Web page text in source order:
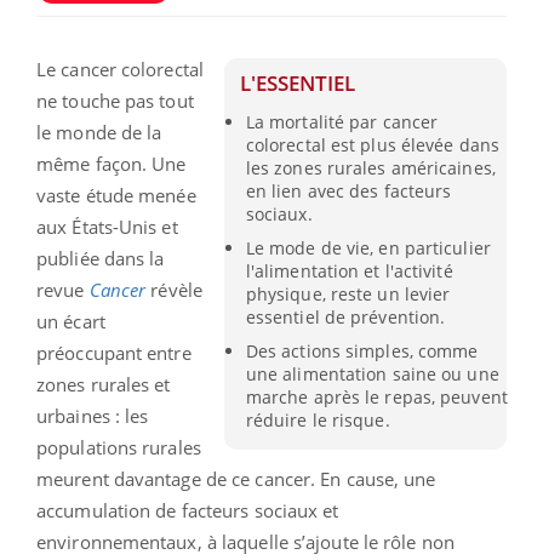
L'ESSENTIEL
La mortalité par cancer
colorectal est plus élevée dans
les zones rurales américaines,
en lien avec des facteurs
sociaux.
Le mode de vie, en particulier
l'alimentation et l'activité
physique, reste un levier
essentiel de prévention.
Des actions simples, comme
une alimentation saine ou une
marche après le repas, peuvent
réduire le risque.
Le cancer colorectal
ne touche pas tout
le monde de la
même façon. Une
vaste étude menée
aux États-Unis et
publiée dans la
revue Cancerrévèle
un écart
préoccupant entre
zones rurales et
urbaines : les
populations rurales
meurent davantage de ce cancer. En cause, une
accumulation de facteurs sociaux et
environnementaux, à laquelle s’ajoute le rôle non